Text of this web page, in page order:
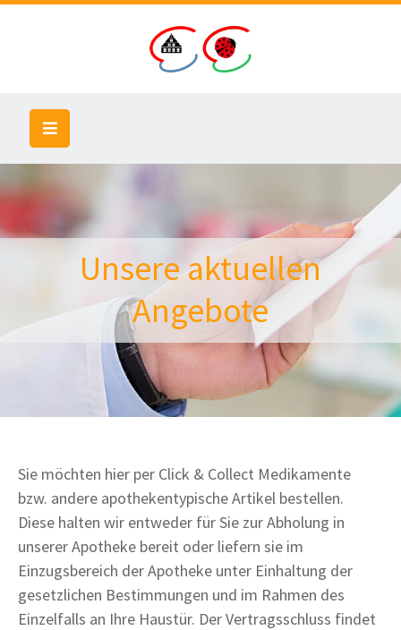
Unsere aktuellen
Angebote
Sie möchten hier per Click & Collect Medikamente
bzw. andere apothekentypische Artikel bestellen.
Diese halten wir entweder für Sie zur Abholung in
unserer Apotheke bereit oder liefern sie im
Einzugsbereich der Apotheke unter Einhaltung der
gesetzlichen Bestimmungen und im Rahmen des
Einzelfalls an Ihre Haustür. Der Vertragsschluss findet